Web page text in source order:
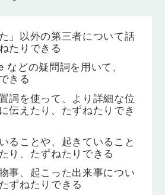
伝えられるようになります。
（現在形）
になります。
（現在形）
」のように、理由をたずねるこ
ります。
」以外の第三者について話
たりできる
どの疑問詞を用いて、
きる
詞を使って、より詳細な位
伝えたり、たずねたりでき
ることや、起きていること
り、たずねたりできる
事、起こった出来事につい
ずねたりできる